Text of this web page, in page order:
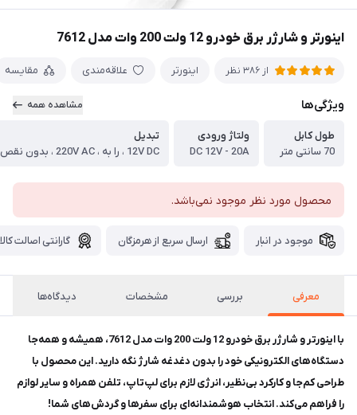
اینورتر و شارژر برق خودرو 12 ولت 200 وات مدل 7612
از 386 نظر اینورتر علاقه‌مندی مقایسه
ویژگی‌ها مشاهده همه
طول کابل
70 سانتی متر
ولتاژ ورودی
DC 12V - 20A
تبدیل
محصول مورد نظر موجود نمی‌باشد.
موجود در انبار ارسال سریع از هرمزگان گارانتی اصالت کالا
معرفی بررسی مشخصات دیدگاه‌ها
با اینورتر و شارژر برق خودرو 12 ولت 200 وات مدل 7612، همیشه و همه‌جا
دستگاه‌های الکترونیکی خود را بدون دغدغه شارژ نگه دارید. این محصول با
طراحی کم‌جا و کارکرد بی‌نظیر، انرژی لازم برای لپ‌تاپ، تلفن همراه و سایر لوازم
را فراهم می‌کند. انتخاب هوشمندانه‌ای برای سفرها و گردش‌های شما!